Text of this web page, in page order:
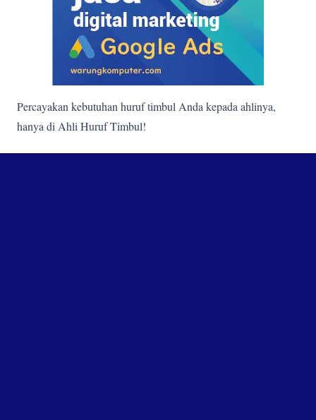
Percayakan kebutuhan huruf timbul Anda kepada ahlinya,
hanya di Ahli Huruf Timbul!